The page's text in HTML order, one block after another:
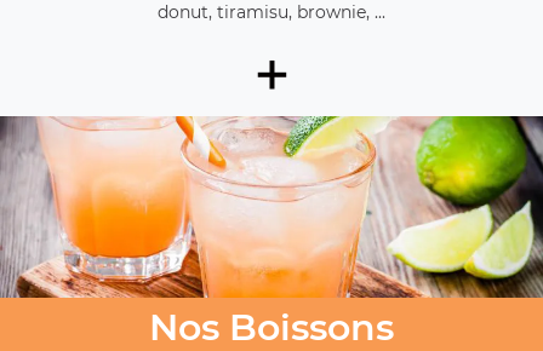
donut, tiramisu, brownie, ...
+
Nos Boissons